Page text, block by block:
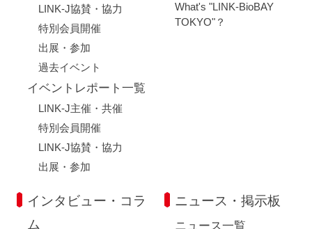
LINK-J協賛・協力
特別会員開催
出展・参加
過去イベント
イベントレポート一覧
LINK-J主催・共催
特別会員開催
LINK-J協賛・協力
出展・参加
What's "LINK-BioBAY
TOKYO"？
インタビュー・コラ
ム
ニュース・掲示板
ニュース一覧